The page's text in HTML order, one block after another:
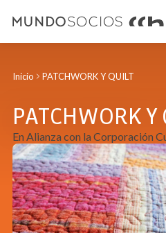
Inicio PATCHWORK Y QUILT
PATCHWORK Y
En Alianza con la Corporación